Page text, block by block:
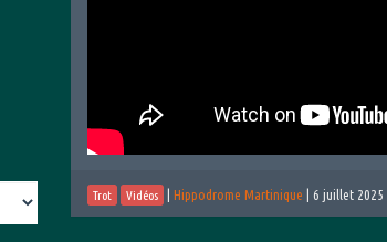
Trot Vidéos Hippodrome Martinique 6 juillet 2025